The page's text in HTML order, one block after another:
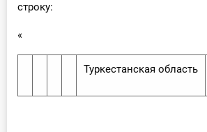
строку:
«
Туркестанская область